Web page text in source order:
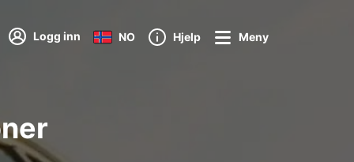
Logg inn NO Hjelp Meny